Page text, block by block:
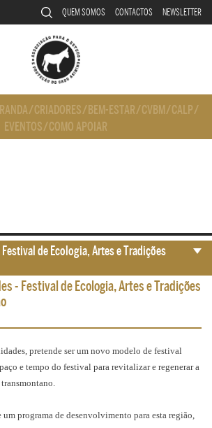
QUEM SOMOS CONTACTOS NEWSLETTER
/CRIADORES/ BEM-ESTAR/CVBM/CALP/
EVENTOS/COMO APOIAR
- Festival de Ecologia, Artes e Tradições
pretende ser um novo modelo de festival
e tempo do festival para revitalizar e regenerar a
programa de desenvolvimento para esta região,
de Ecologia, Artes e Tradições